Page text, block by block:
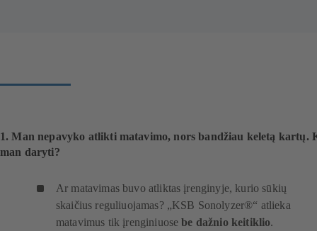
1. Man nepavyko atlikti matavimo, nors bandžiau keletą kartų.
man daryti?
Ar matavimas buvo atliktas įrenginyje, kurio sūkių
skaičius reguliuojamas? „KSB Sonolyzer®“ atlieka
matavimus tik įrenginiuosebe dažnio keitiklio.